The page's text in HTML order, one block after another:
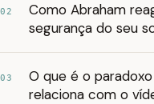
02
Como Abraham
segurança do seu
03
O que é o
relaciona com o